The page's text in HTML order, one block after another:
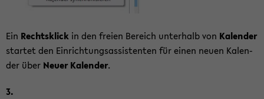
Ein Rechts­klick in den frei­en Be­reich un­ter­halb von Ka­len­der
star­tet den Ein­rich­tungs­as­sis­ten­ten für einen neuen Ka­len­
der über Neuer Ka­len­der.
3.